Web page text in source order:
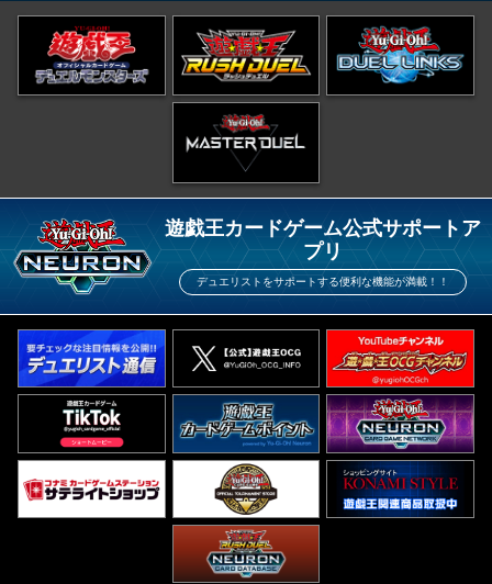
遊戯王カードゲーム公式サポートア
プリ
デュエリストをサポートする便利な機能が満載！！